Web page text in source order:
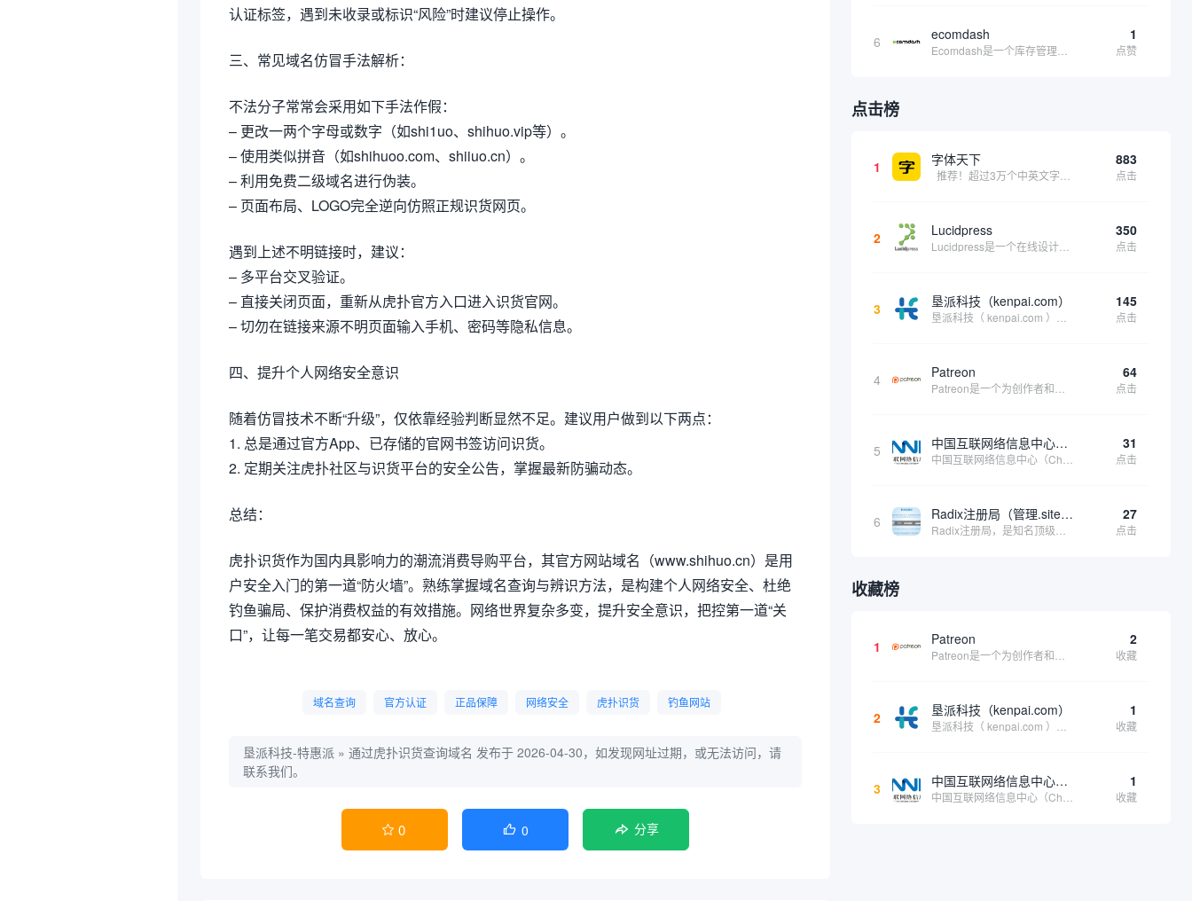
认证标签，遇到未收录或标识“风险”时建议停止操作。
三、常见域名仿冒手法解析：
不法分子常常会采用如下手法作假：
– 更改一两个字母或数字（如shi1uo、shihuo.vip等）。
– 使用类似拼音（如shihuoo.com、shiiuo.cn）。
– 利用免费二级域名进行伪装。
– 页面布局、LOGO完全逆向仿照正规识货网页。
遇到上述不明链接时，建议：
– 多平台交叉验证。
– 直接关闭页面，重新从虎扑官方入口进入识货官网。
– 切勿在链接来源不明页面输入手机、密码等隐私信息。
四、提升个人网络安全意识
随着仿冒技术不断“升级”，仅依靠经验判断显然不足。建议用户做到以下两点：
1. 总是通过官方App、已存储的官网书签访问识货。
2. 定期关注虎扑社区与识货平台的安全公告，掌握最新防骗动态。
总结：
虎扑识货作为国内具影响力的潮流消费导购平台，其官方网站域名（www.shihuo.cn）是用
户安全入门的第一道“防火墙”。熟练掌握域名查询与辨识方法，是构建个人网络安全、杜绝
钓鱼骗局、保护消费权益的有效措施。网络世界复杂多变，提升安全意识，把控第一道“关
口”，让每一笔交易都安心、放心。
域名查询 官方认证 正品保障 网络安全 虎扑识货 钓鱼网站
垦派科技-特惠派 » 通过虎扑识货查询域名 发布于 2026-04-30，如发现网址过期，或无法访问，请
联系我们。
 0  0 分享
6 ecomdash 1
点赞
点击榜
1 字体天下 883
点击
2 Lucidpress 350
点击
3 垦派科技（kenpai.com） 145
点击
4 Patreon 64
点击
5 中国互联网络信息中心（CNNIC） 31
点击
6 Radix注册局（管理.site、.online等顶级域名） 27
点击
收藏榜
1 Patreon 2
收藏
2 垦派科技（kenpai.com） 1
收藏
3 中国互联网络信息中心（CNNIC） 1
收藏